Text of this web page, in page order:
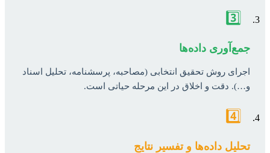
3️⃣
جمع‌آوری داده‌ها
اجرای روش تحقیق انتخابی (مصاحبه، پرسشنامه، تحلیل اسناد
و…). دقت و اخلاق در این مرحله حیاتی است.
4️⃣
تحلیل داده‌ها و تفسیر نتایج